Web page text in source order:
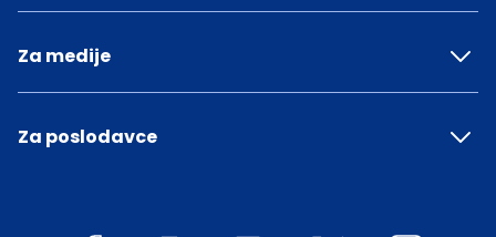
Za medije
Za poslodavce